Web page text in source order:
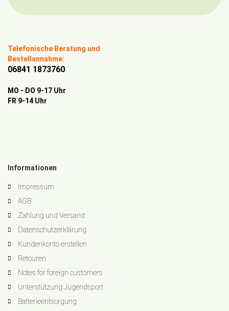
Telefonische Beratung und
Bestellannahme:
06841 1873760
MO - DO 9-17 Uhr
FR 9-14 Uhr
Informationen
Impressum
AGB
Zahlung und Versand
Datenschutzerklärung
Kundenkonto erstellen
Retouren
Notes for foreign customers
Unterstützung Jugendsport
Batterieentsorgung